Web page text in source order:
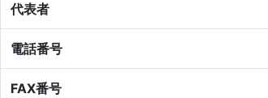
代表者
電話番号
FAX番号